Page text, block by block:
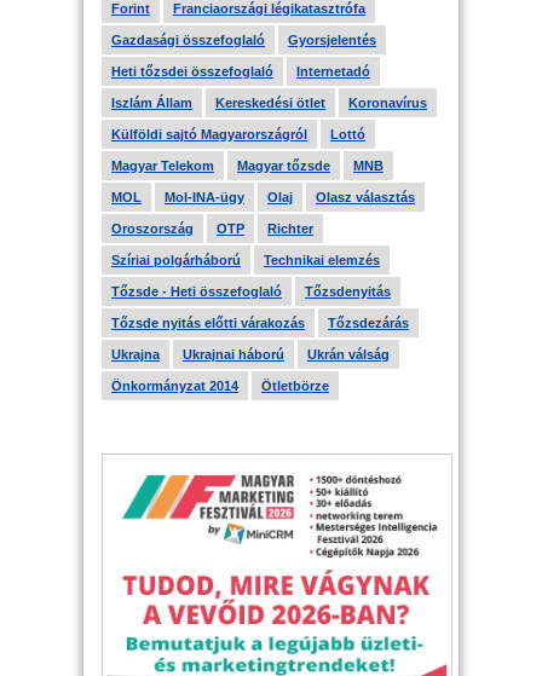
Forint Franciaországi légikatasztrófa
Gazdasági összefoglaló Gyorsjelentés
Heti tőzsdei összefoglaló Internetadó
Iszlám Állam Kereskedési ötlet Koronavírus
Külföldi sajtó Magyarországról Lottó
Magyar Telekom Magyar tőzsde MNB
MOL Mol-INA-ügy Olaj Olasz választás
Oroszország OTP Richter
Szíriai polgárháború Technikai elemzés
Tőzsde - Heti összefoglaló Tőzsdenyitás
Tőzsde nyitás előtti várakozás Tőzsdezárás
Ukrajna Ukrajnai háború Ukrán válság
Önkormányzat 2014 Ötletbörze